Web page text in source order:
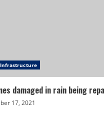
damaged in rain being
17, 2021